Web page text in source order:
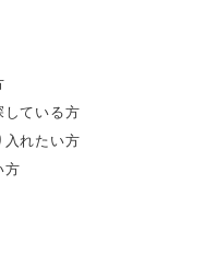
している方
入れたい方
方